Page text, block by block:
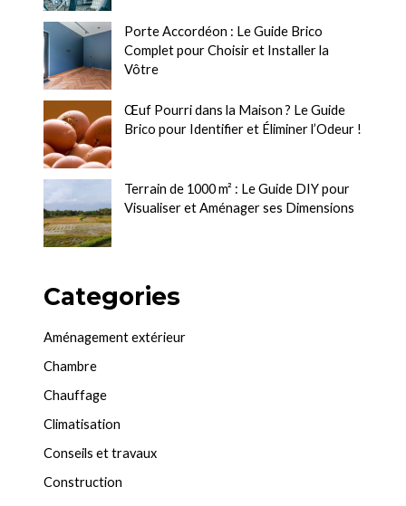
Porte Accordéon : Le Guide Brico
Complet pour Choisir et Installer la
Vôtre
Œuf Pourri dans la Maison ? Le Guide
Brico pour Identifier et Éliminer l’Odeur !
Terrain de 1000 m² : Le Guide DIY pour
Visualiser et Aménager ses Dimensions
Categories
Aménagement extérieur
Chambre
Chauffage
Climatisation
Conseils et travaux
Construction